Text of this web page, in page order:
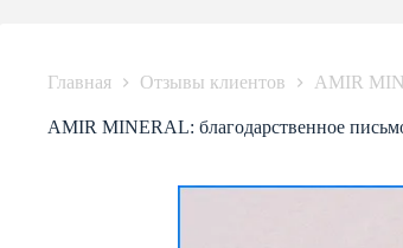
Главная Отзывы клиентов AMIR
AMIR MINERAL: благодарственное